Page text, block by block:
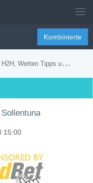
Kombinierte
Tipps und Spiel Vorschau
Sollentuna
15:00